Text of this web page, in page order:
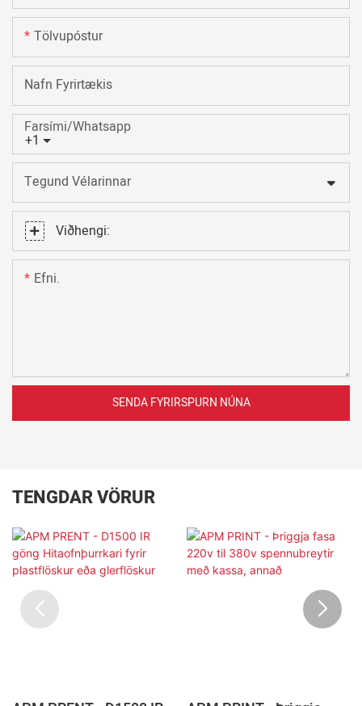
Tölvupóstur
Nafn Fyrirtækis
+1
Farsími/Whatsapp
Tegund Vélarinnar
Viðhengi:
Efni.
SENDA FYRIRSPURN NÚNA
TENGDAR VÖRUR